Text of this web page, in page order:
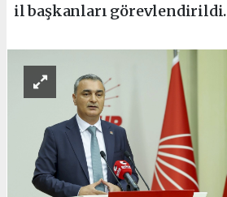
il başkanları görevlendirildi.